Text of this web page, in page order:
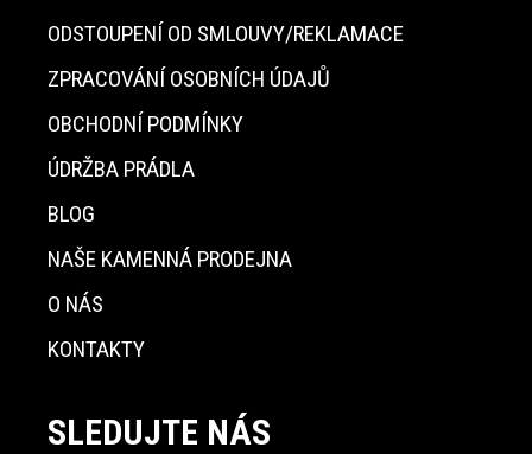
ODSTOUPENÍ OD SMLOUVY/REKLAMACE
ZPRACOVÁNÍ OSOBNÍCH ÚDAJŮ
OBCHODNÍ PODMÍNKY
ÚDRŽBA PRÁDLA
BLOG
NAŠE KAMENNÁ PRODEJNA
O NÁS
KONTAKTY
SLEDUJTE NÁS